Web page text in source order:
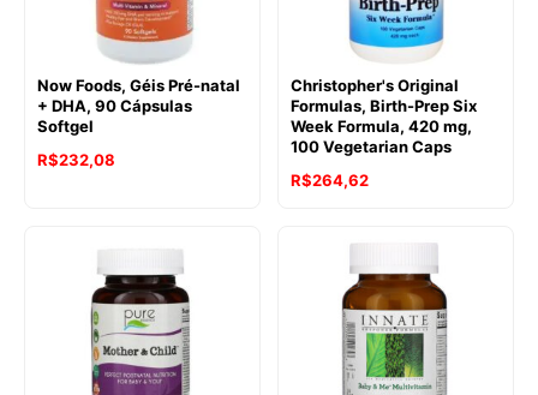
Now Foods, Géis Pré-natal
+ DHA, 90 Cápsulas
Softgel
R$232,08
Christopher's Original
Formulas, Birth-Prep Six
Week Formula, 420 mg,
100 Vegetarian Caps
R$264,62